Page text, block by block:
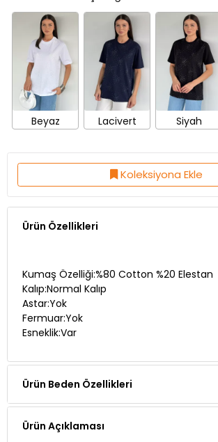
Beyaz Lacivert Siyah
Koleksiyona Ekle
Ürün Özellikleri
Kumaş Özelliği:%80 Cotton %20 Elestan
Kalıp:Normal Kalıp
Astar:Yok
Fermuar:Yok
Esneklik:Var
Ürün Beden Özellikleri
Ürün Açıklaması